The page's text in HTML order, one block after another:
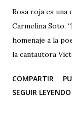
Rosa roja es una
Carmelina Soto.
homenaje a la
la cantautora
Programa
de Cultura de la
COMPARTIR
SEGUIR